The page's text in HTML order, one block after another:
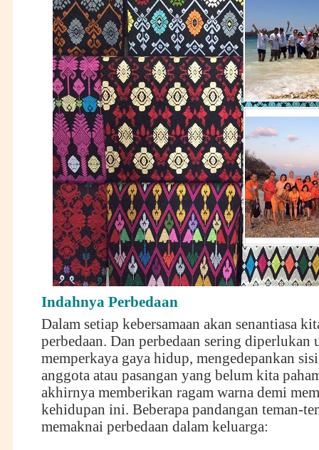
Indahnya Perbedaan
Dalam setiap kebersamaan akan senantiasa
perbedaan. Dan perbedaan sering diperlukan
memperkaya gaya hidup, mengedepankan
anggota atau pasangan yang belum kita
akhirnya memberikan ragam warna demi
kehidupan ini. Beberapa pandangan teman-
memaknai perbedaan dalam keluarga: